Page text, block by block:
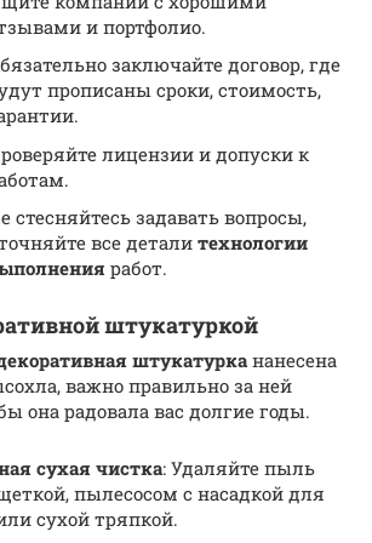
и портфолио.
заключайте договор, где
прописаны сроки, стоимость,
лицензии и допуски к
стесняйтесь задавать вопросы,
все детали технологии
работ.
штукатуркой
штукатуркананесена
важно правильно за ней
она радовала вас долгие годы.
сухая чистка: Удаляйте пыль
пылесосом с насадкой для
сухой тряпкой.